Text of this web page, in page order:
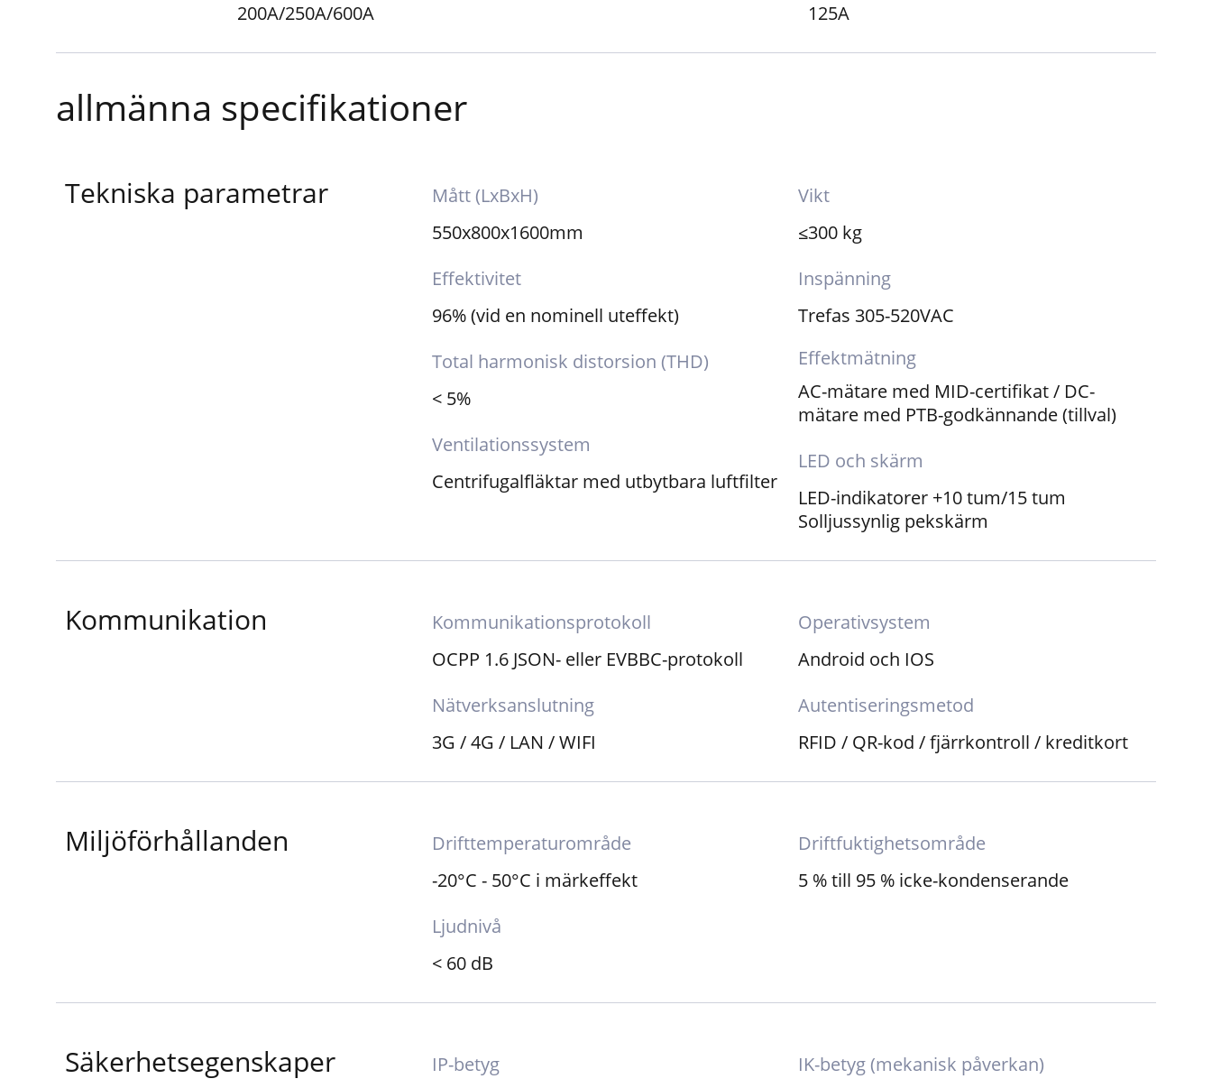
200A/250A/600A
125A
allmänna specifikationer
Tekniska parametrar
Mått (LxBxH)
550x800x1600mm
Effektivitet
96% (vid en nominell uteffekt)
Total harmonisk distorsion (THD)
< 5%
Ventilationssystem
Centrifugalfläktar med utbytbara luftfilter
Vikt
≤300 kg
Inspänning
Trefas 305-520VAC
Effektmätning
AC-mätare med MID-certifikat / DC-
mätare med PTB-godkännande (tillval)
LED och skärm
LED-indikatorer +10 tum/15 tum
Solljussynlig pekskärm
Kommunikation
Kommunikationsprotokoll
OCPP 1.6 JSON- eller EVBBC-protokoll
Nätverksanslutning
3G / 4G / LAN / WIFI
Operativsystem
Android och IOS
Autentiseringsmetod
RFID / QR-kod / fjärrkontroll / kreditkort
Miljöförhållanden
Drifttemperaturområde
-20°C - 50°C i märkeffekt
Ljudnivå
< 60 dB
Driftfuktighetsområde
5 % till 95 % icke-kondenserande
Säkerhetsegenskaper IP-betyg IK-betyg (mekanisk påverkan)